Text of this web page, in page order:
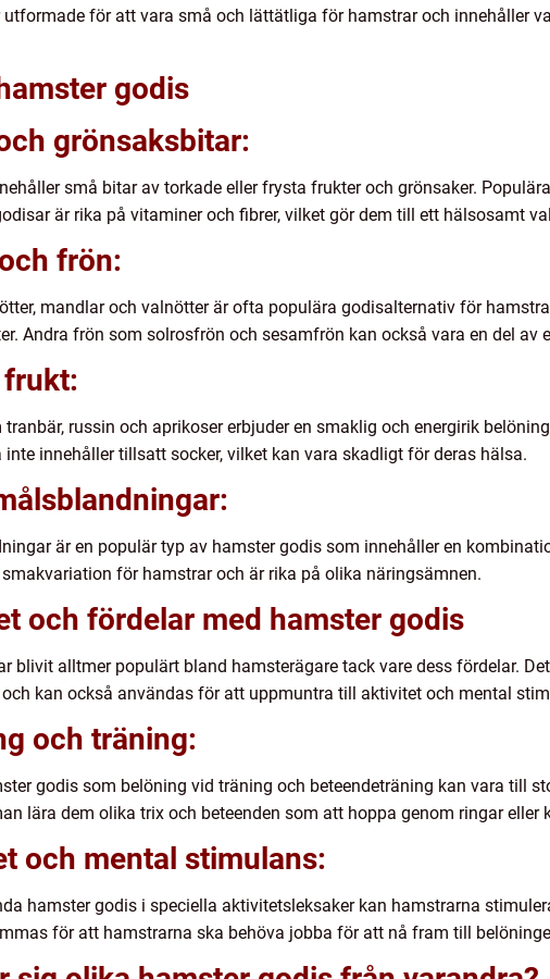
utformade för att vara små och lättätliga för hamstrar och innehåller
godis
grönsaksbitar:
små bitar av torkade eller frysta frukter och grönsaker.
är rika på vitaminer och fibrer, vilket gör dem till ett hälsosamt
frön:
mandlar och valnötter är ofta populära godisalternativ för
Andra frön som solrosfrön och sesamfrön kan också vara en del av
frukt:
russin och aprikoser erbjuder en smaklig och energirik
innehåller tillsatt socker, vilket kan vara skadligt för deras hälsa.
är en populär typ av hamster godis som innehåller en
för hamstrar och är rika på olika näringsämnen.
och fördelar med hamster godis
blivit alltmer populärt bland hamsterägare tack vare dess fördelar.
och kan också användas för att uppmuntra till aktivitet och mental
och träning:
godis som belöning vid träning och beteendeträning kan vara till
lära dem olika trix och beteenden som att hoppa genom ringar eller
och mental stimulans:
hamster godis i speciella aktivitetsleksaker kan hamstrarna
för att hamstrarna ska behöva jobba för att nå fram till